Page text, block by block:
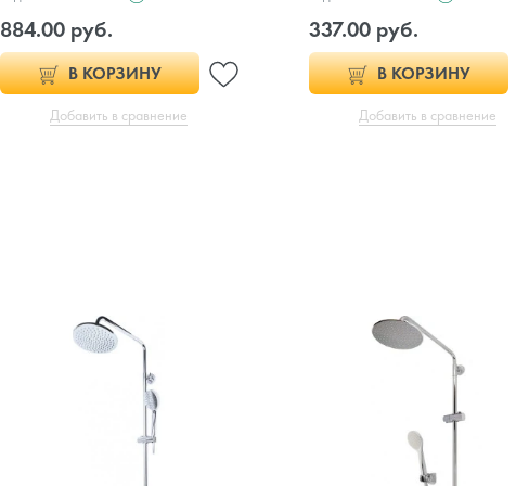
884.00 руб.
В КОРЗИНУ
Добавить в сравнение
337.00 руб.
В КОРЗИНУ
Добавить в сравнение